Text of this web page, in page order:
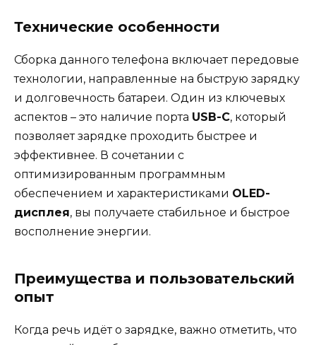
Технические особенности
Сборка данного телефона включает передовые
технологии, направленные на быструю зарядку
и долговечность батареи. Один из ключевых
аспектов – это наличие порта USB-C, который
позволяет зарядке проходить быстрее и
эффективнее. В сочетании с
оптимизированным программным
обеспечением и характеристиками OLED-
дисплея, вы получаете стабильное и быстрое
восполнение энергии.
Преимущества и пользовательский
опыт
Когда речь идёт о зарядке, важно отметить, что